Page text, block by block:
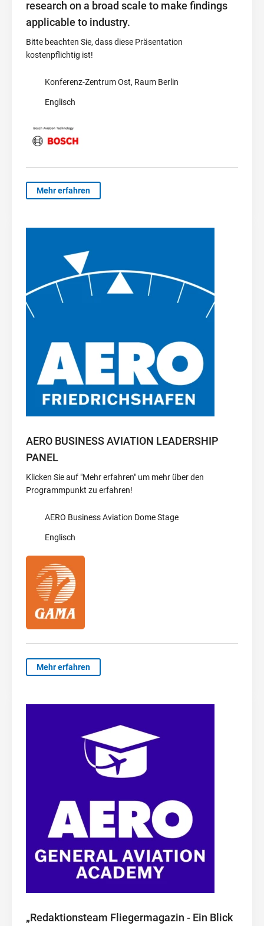
research on a broad scale to make findings
applicable to industry.
Bitte beachten Sie, dass diese Präsentation
kostenpflichtig ist!
Konferenz-Zentrum Ost, Raum Berlin
Englisch
Mehr erfahren
AERO BUSINESS AVIATION LEADERSHIP
PANEL
Klicken Sie auf "Mehr erfahren" um mehr über den
Programmpunkt zu erfahren!
AERO Business Aviation Dome Stage
Englisch
Mehr erfahren
„Redaktionsteam Fliegermagazin - Ein Blick